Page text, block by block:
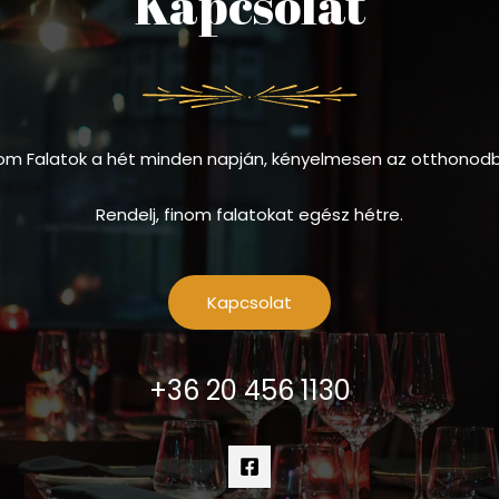
Falatok a hét minden napján, kényelmesen az
Rendelj, finom falatokat egész hétre.
Kapcsolat
+36 20 456 1130